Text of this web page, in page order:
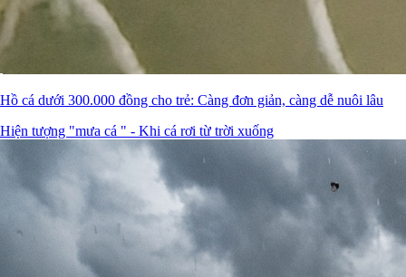
Hồ cá dưới 300.000 đồng cho trẻ: Càng đơn giản, càng dễ nuôi lâu
Hiện tượng "mưa cá " - Khi cá rơi từ trời xuống